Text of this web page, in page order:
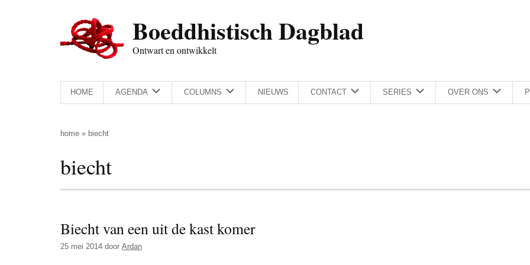
Boeddhistisch Dagblad
Ontwart en ontwikkelt
HOME AGENDA COLUMNS NIEUWS CONTACT SERIES OVER ONS
home » biecht
biecht
Biecht van een uit de kast komer
25 mei 2014 door Ardan